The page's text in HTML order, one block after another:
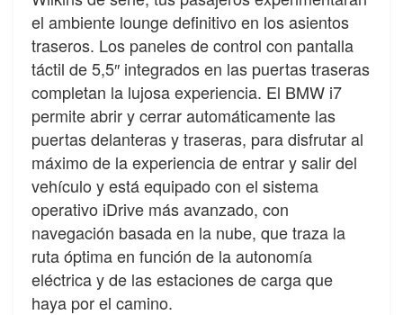
el ambiente lounge definitivo en los asientos
traseros. Los paneles de control con pantalla
táctil de 5,5″ integrados en las puertas traseras
completan la lujosa experiencia. El BMW i7
permite abrir y cerrar automáticamente las
puertas delanteras y traseras, para disfrutar al
máximo de la experiencia de entrar y salir del
vehículo y está equipado con el sistema
operativo iDrive más avanzado, con
navegación basada en la nube, que traza la
ruta óptima en función de la autonomía
eléctrica y de las estaciones de carga que
haya por el camino.